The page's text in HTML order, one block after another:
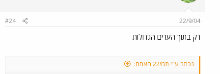
22/9/04
#24
רק בתוך הערים הגדולות
נכתב ע"י תמי22 האחת: